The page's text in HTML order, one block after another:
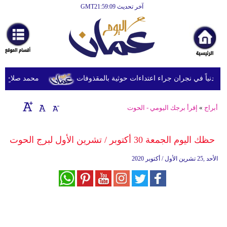
آخر تحديث GMT21:59:09
أخبارعاجلة
رياضة
ثقافة
إقتصاد
وموسيقى
محمد صلاح يصل
أبراج » إقرأ برجك اليومي - الحوت
حظك اليوم الجمعة 30 أكتوبر / تشرين الأول لبرج الحوت
الأحد ,25 تشرين الأول / أكتوبر 2020